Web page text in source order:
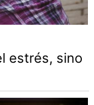
estrés, sino